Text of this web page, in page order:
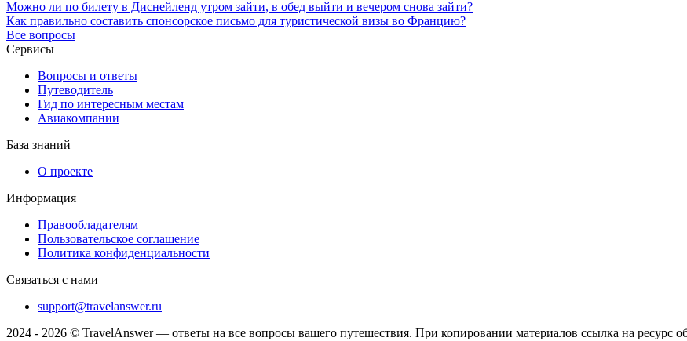
Можно ли по билету в Диснейленд утром зайти, в обед выйти и вечером снова зайти?
Как правильно составить спонсорское письмо для туристической визы во Францию?
Все вопросы
Сервисы
Вопросы и ответы
Путеводитель
Гид по интересным местам
Авиакомпании
База знаний
О проекте
Информация
Правообладателям
Пользовательское соглашение
Политика конфиденциальности
Связаться с нами
support@travelanswer.ru
2024 - 2026 © TravelAnswer — ответы на все вопросы вашего путешествия. При копировании материалов ссылка на ресурс